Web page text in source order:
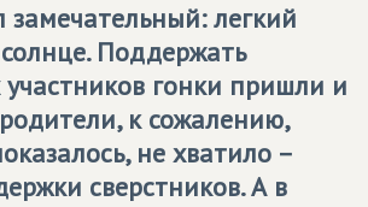
замечательный: легкий
Поддержать
гонки пришли и
к сожалению,
не хватило –
сверстников. А в